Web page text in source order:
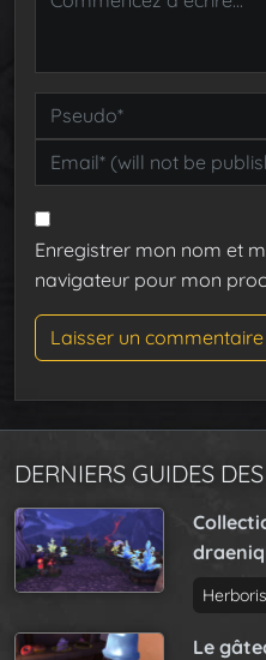
Enregistrer mon nom et
navigateur pour mon
DERNIERS GUIDES
Le